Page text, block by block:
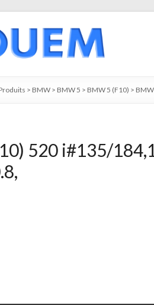
> BMW > BMW 5 > BMW 5 (F10) >
520 i#135/